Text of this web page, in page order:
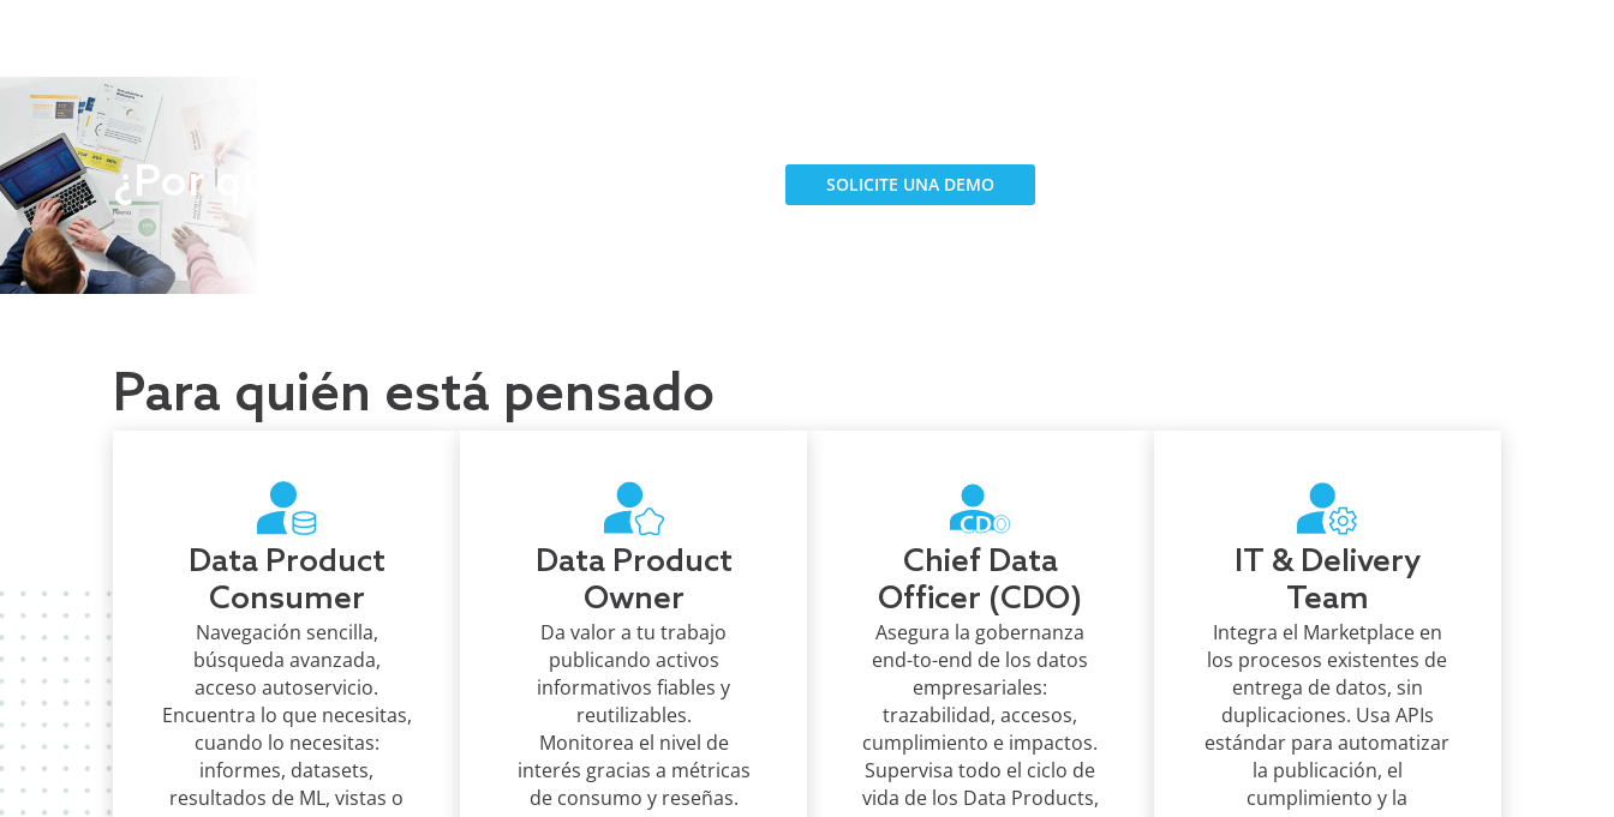
¿Por qué esperar? SOLICITE UNA DEMO
Para quién está pensado
Data Product
Consumer
Navegación sencilla,
búsqueda avanzada,
acceso autoservicio.
Encuentra lo que necesitas,
cuando lo necesitas:
informes, datasets,
resultados de ML, vistas o
Data Product
Owner
Da valor a tu trabajo
publicando activos
informativos fiables y
reutilizables.
Monitorea el nivel de
interés gracias a métricas
de consumo y reseñas.
Chief Data
Officer (CDO)
Asegura la gobernanza
end-to-end de los datos
empresariales:
trazabilidad, accesos,
cumplimiento e impactos.
Supervisa todo el ciclo de
vida de los Data Products,
IT & Delivery
Team
Integra el Marketplace en
los procesos existentes de
entrega de datos, sin
duplicaciones. Usa APIs
estándar para automatizar
la publicación, el
cumplimiento y la